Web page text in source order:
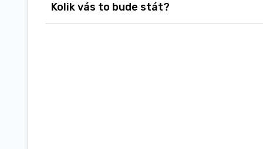
Kolik vás to bude stát?